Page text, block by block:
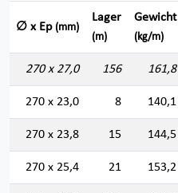
∅ x Ep (mm)
Lager
(m)
Gewicht
(kg/m)
270 x 27,0 156 161,8
270 x 23,0 8 140,1
270 x 23,8 15 144,5
270 x 25,4 21 153,2